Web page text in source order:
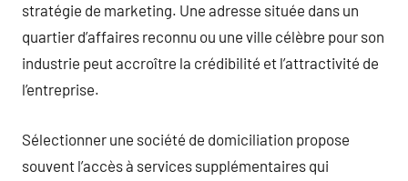
stratégie de marketing. Une adresse située dans un
quartier d’affaires reconnu ou une ville célèbre pour son
industrie peut accroître la crédibilité et l’attractivité de
l’entreprise.
Sélectionner une société de domiciliation propose
souvent l’accès à services supplémentaires qui